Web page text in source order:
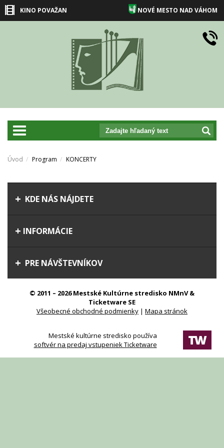
KINO POVAŽAN NOVÉ MESTO NAD VÁHOM
prepnut_navigaciu
Úvod Program KONCERTY
KDE NÁS NÁJDETE
INFORMÁCIE
PRE NÁVŠTEVNÍKOV
© 2011 – 2026 Mestské Kultúrne stredisko NMnV &
Ticketware SE
Všeobecné obchodné podmienky | Mapa stránok
Mestské kultúrne stredisko používa
softvér na predaj vstupeniek Ticketware